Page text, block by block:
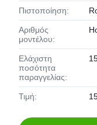
Πιστοποίηση:
Αριθμός
μοντέλου:
Ελάχιστη
ποσότητα
παραγγελίας:
Τιμή: